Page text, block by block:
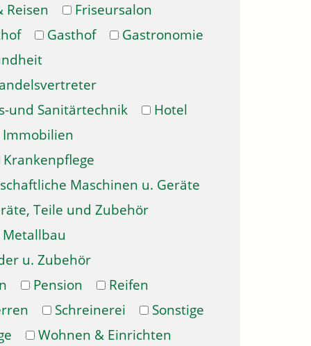
Reisen
Friseursalon
Gasthof
Gastronomie
und Sanitärtechnik
Hotel
Immobilien
Krankenpflege
Maschinen u. Geräte
Teile und Zubehör
Metallbau
u. Zubehör
Pension
Reifen
Schreinerei
Sonstige
Wohnen & Einrichten